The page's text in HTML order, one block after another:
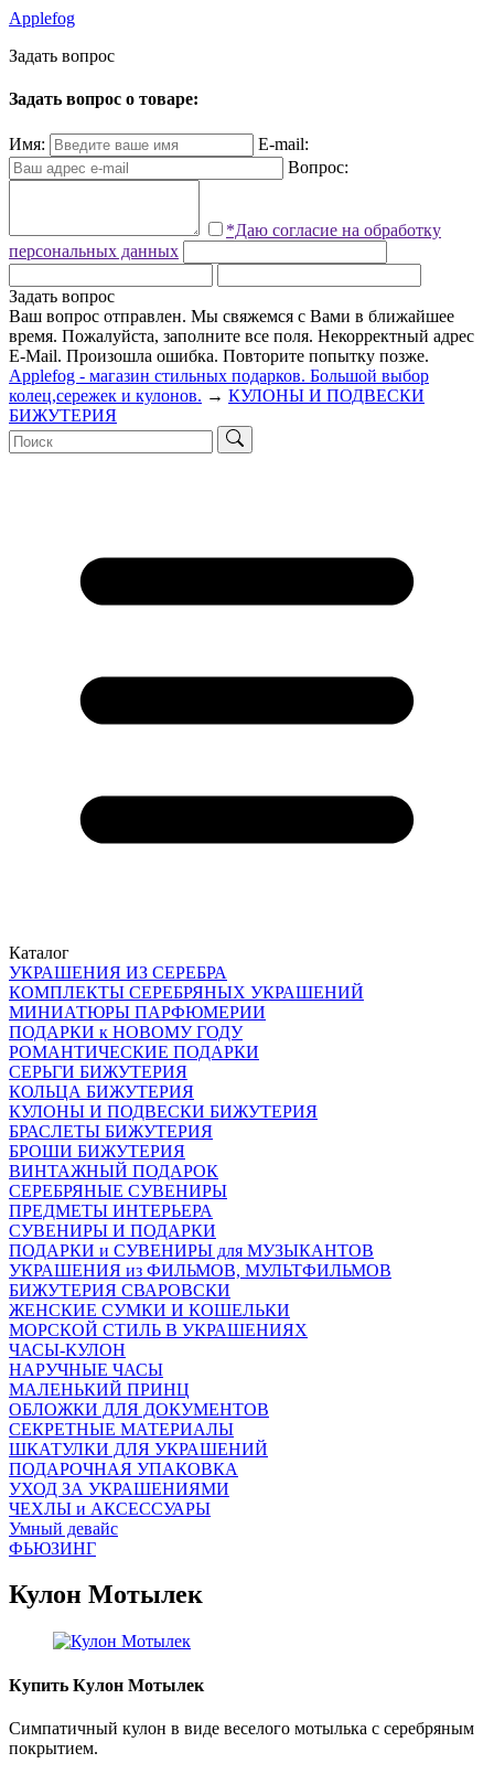
Applefog
Задать вопрос
Задать вопрос о товаре:
Имя:
E-mail:
Вопрос:
*Даю согласие на обработку
персональных данных
Задать вопрос
Ваш вопрос отправлен. Мы свяжемся с Вами в ближайшее
время. Пожалуйста, заполните все поля. Некорректный адрес
E-Mail. Произошла ошибка. Повторите попытку позже.
Applefog - магазин стильных подарков. Большой выбор
колец,сережек и кулонов. → КУЛОНЫ И ПОДВЕСКИ
БИЖУТЕРИЯ
Каталог
УКРАШЕНИЯ ИЗ СЕРЕБРА
КОМПЛЕКТЫ СЕРЕБРЯНЫХ УКРАШЕНИЙ
МИНИАТЮРЫ ПАРФЮМЕРИИ
ПОДАРКИ к НОВОМУ ГОДУ
РОМАНТИЧЕСКИЕ ПОДАРКИ
СЕРЬГИ БИЖУТЕРИЯ
КОЛЬЦА БИЖУТЕРИЯ
КУЛОНЫ И ПОДВЕСКИ БИЖУТЕРИЯ
БРАСЛЕТЫ БИЖУТЕРИЯ
БРОШИ БИЖУТЕРИЯ
ВИНТАЖНЫЙ ПОДАРОК
СЕРЕБРЯНЫЕ СУВЕНИРЫ
ПРЕДМЕТЫ ИНТЕРЬЕРА
СУВЕНИРЫ И ПОДАРКИ
ПОДАРКИ и СУВЕНИРЫ для МУЗЫКАНТОВ
УКРАШЕНИЯ из ФИЛЬМОВ, МУЛЬТФИЛЬМОВ
БИЖУТЕРИЯ СВАРОВСКИ
ЖЕНСКИЕ СУМКИ И КОШЕЛЬКИ
МОРСКОЙ СТИЛЬ В УКРАШЕНИЯХ
ЧАСЫ-КУЛОН
НАРУЧНЫЕ ЧАСЫ
МАЛЕНЬКИЙ ПРИНЦ
ОБЛОЖКИ ДЛЯ ДОКУМЕНТОВ
СЕКРЕТНЫЕ МАТЕРИАЛЫ
ШКАТУЛКИ ДЛЯ УКРАШЕНИЙ
ПОДАРОЧНАЯ УПАКОВКА
УХОД ЗА УКРАШЕНИЯМИ
ЧEХЛЫ и АКСЕССУАРЫ
Умный девайс
ФЬЮЗИНГ
Кулон Мотылек
Купить Кулон Мотылек
Симпатичный кулон в виде веселого мотылька с серебряным
покрытием.